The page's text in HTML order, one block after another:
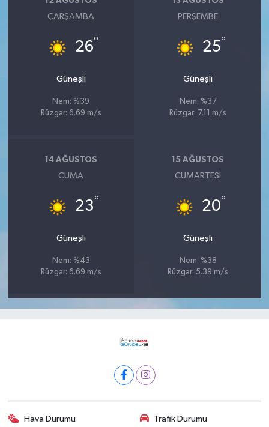
ÇARŞAMBA
26°
Güneşli
Nem: %39
Rüzgar: 6.69 m/s
PERŞEMBE
25°
Güneşli
Nem: %37
Rüzgar: 7.11 m/s
14 AĞUSTOS
CUMA
23°
Güneşli
Nem: %43
Rüzgar: 6.69 m/s
15 AĞUSTOS
CUMARTESI
20°
Güneşli
Nem: %38
Rüzgar: 5.39 m/s
Hava Durumu Trafik Durumu